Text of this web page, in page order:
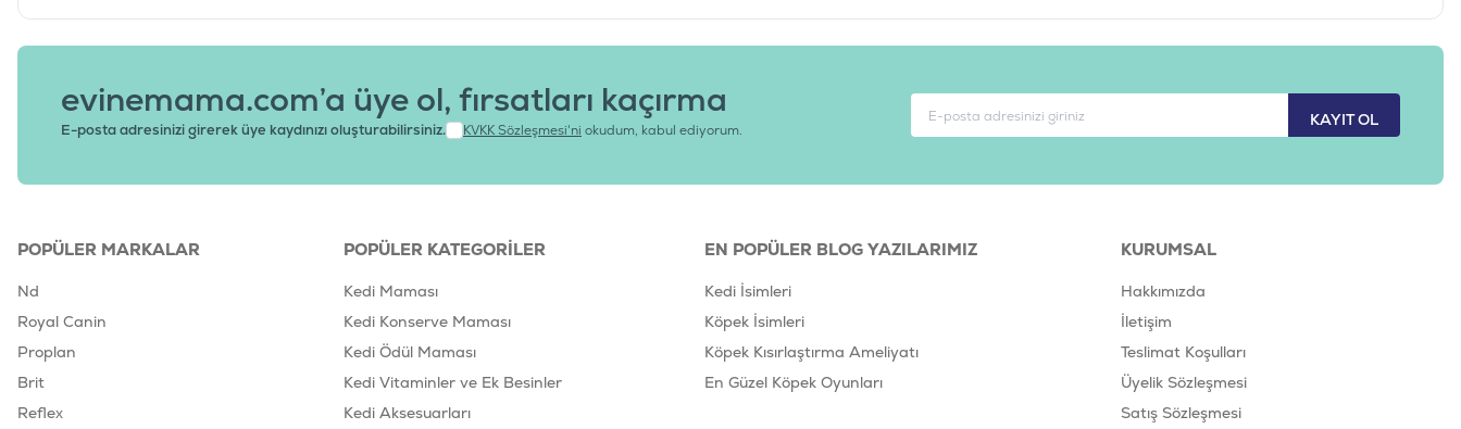
KAYIT OL
evinemama.com’a üye ol, fırsatları kaçırma
E-posta adresinizi girerek üye kaydınızı oluşturabilirsiniz. KVKK Sözleşmesi'ni okudum, kabul ediyorum.
POPÜLER MARKALAR
Nd
Royal Canin
Proplan
Brit
Reflex
POPÜLER KATEGORILER
Kedi Maması
Kedi Konserve Maması
Kedi Ödül Maması
Kedi Vitaminler ve Ek Besinler
Kedi Aksesuarları
EN POPÜLER BLOG YAZILARIMIZ
Kedi İsimleri
Köpek İsimleri
Köpek Kısırlaştırma Ameliyatı
En Güzel Köpek Oyunları
KURUMSAL
Hakkımızda
İletişim
Teslimat Koşulları
Üyelik Sözleşmesi
Satış Sözleşmesi